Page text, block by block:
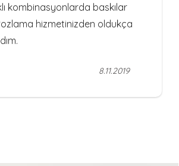
kombinasyonlarda baskılar
hizmetinizden oldukça
8.11.2019